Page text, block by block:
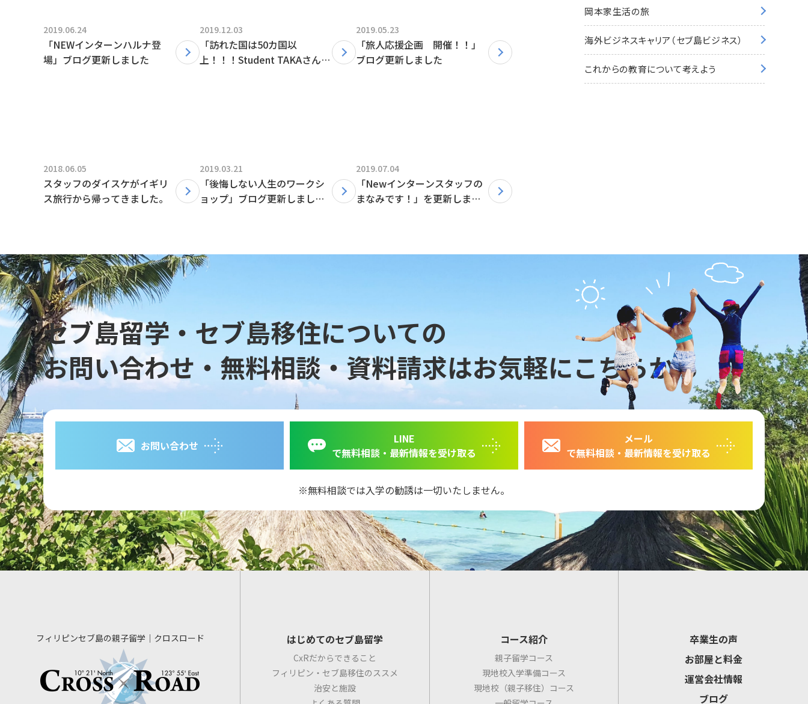
2019.06.24
「NEWインターンハルナ登
場」ブログ更新しました
2019.12.03
「訪れた国は50カ国以
上！！！Student TAKAさんに
2019.05.23
「旅人応援企画 開催！！」
ブログ更新しました
2018.06.05
スタッフのダイスケがイギリ
ス旅行から帰ってきました。
2019.03.21
「後悔しない人生のワークシ
ョップ」ブログ更新しまし
2019.07.04
「Newインターンスタッフの
まなみです！」を更新しまし
岡本家生活の旅
海外ビジネスキャリア（セブ島ビジネス）
これからの教育について考えよう
セブ島留学・セブ島移住についての
お問い合わせ・無料相談・資料請求はお気軽にこちらから
お問い合わせ
LINE
で無料相談・最新情報を受け取る
メール
で無料相談・最新情報を受け取る
無料相談では入学の勧誘は一切いたしません。
フィリピンセブ島の親子留学｜クロスロード はじめてのセブ島留学
CxRだからできること
フィリピン・セブ島移住のススメ
治安と施設
コース紹介
親子留学コース
現地校入学準備コース
現地校（親子移住）コース
卒業生の声
お部屋と料金
運営会社情報
ブログ